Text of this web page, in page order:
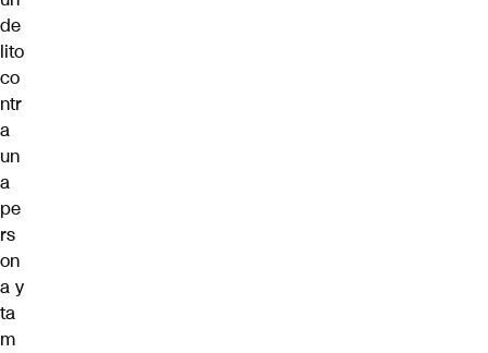
de
lito
co
ntr
a
un
a
pe
rs
on
a y
ta
m